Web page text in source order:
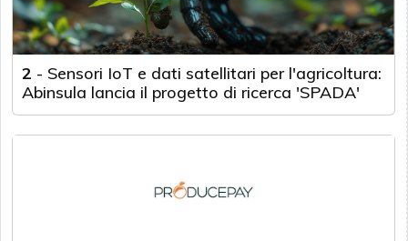
2 - Sensori IoT e dati satellitari per l'agricoltura:
Abinsula lancia il progetto di ricerca 'SPADA'